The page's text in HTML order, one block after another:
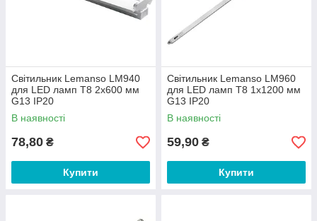
Світильник Lemanso LM940
для LED ламп T8 2x600 мм
G13 IP20
В наявності
78,80 ₴
Купити
Світильник Lemanso LM960
для LED ламп Т8 1x1200 мм
G13 IP20
В наявності
59,90 ₴
Купити